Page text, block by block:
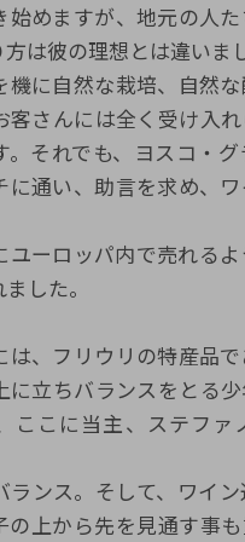
始めますが、地元の人
は彼の理想とは違いま
機に自然な栽培、自然
客さんには全く受け入
。それでも、ヨスコ・
に通い、助言を求め、
ユーロッパ内で売れる
した。
は、フリウリの特産品
に立ちバランスをとる
ここに当主、ステファ
ランス。そして、ワイ
の上から先を見通す事